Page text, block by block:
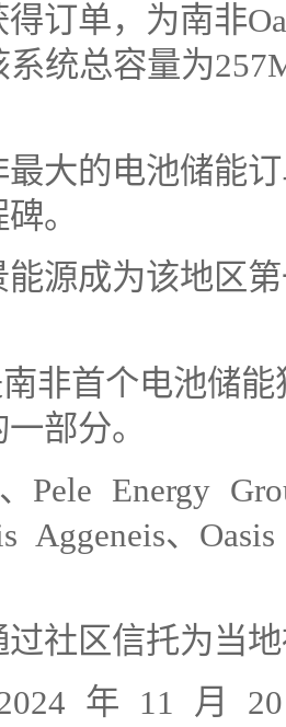
订单，为南非
系统总容量为
大的电池储能
。
源成为该地区
非首个电池储
部分。
Pele Energy
Aggeneis、
过社区信托为当
年 11 月